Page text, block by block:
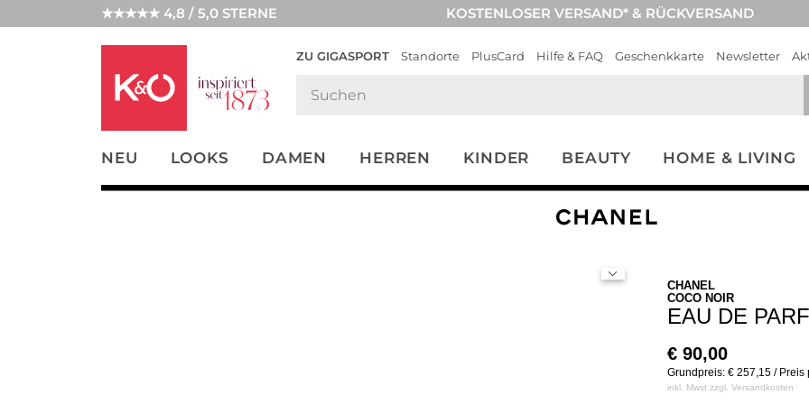
★★★★★ 4,8 / 5,0 STERNE KOSTENLOSER VERSAND* & RÜCKVERSAND
ZU GIGASPORT Standorte PlusCard Hilfe & FAQ Geschenkkarte Newsletter
NEU LOOKS DAMEN HERREN KINDER BEAUTY HOME & LIVING
UNSERE APP
CLICK &
CHANEL
COCO NOIR
EAU DE
€ 90,00
Grundpreis: € 257,15 / Preis
inkl. Mwst zzgl. Versandkosten